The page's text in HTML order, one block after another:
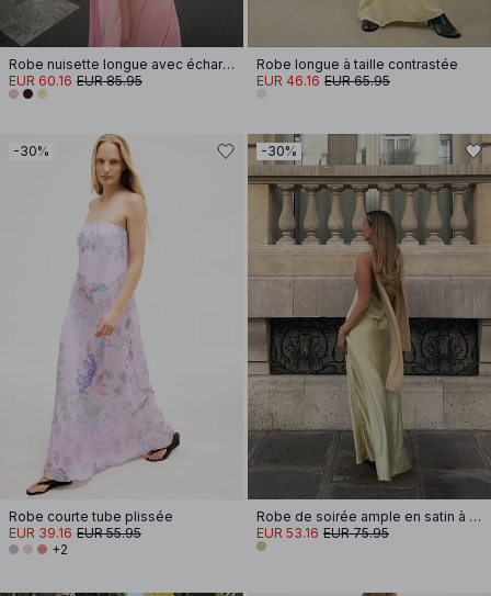
Robe nuisette longue avec écharpe
EUR 60.16 EUR 85.95
Robe longue à taille contrastée
EUR 46.16 EUR 65.95
-30%
Robe courte tube plissée
EUR 39.16 EUR 55.95
+2
-30%
Robe de soirée ample en satin à liens au dos
EUR 53.16 EUR 75.95